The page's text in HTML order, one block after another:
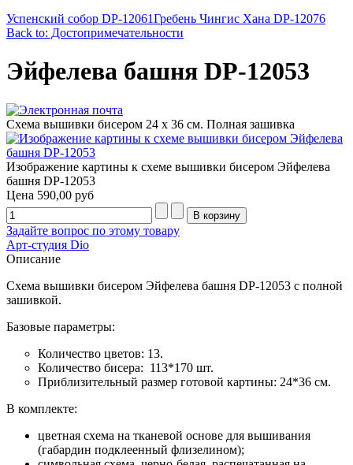
Успенский собор DP-12061Гребень Чингис Хана DP-12076
Back to: Достопримечательности
Эйфелева башня DP-12053
Схема вышивки бисером 24 х 36 см. Полная зашивка
Изображение картины к схеме вышивки бисером Эйфелева
башня DP-12053
Цена 590,00 руб
Задайте вопрос по этому товару
Арт-студия Dio
Описание
Схема вышивки бисером Эйфелева башня DP-12053 с полной
зашивкой.
Базовые параметры:
Количество цветов: 13.
Количество бисера: 113*170 шт.
Приблизительный размер готовой картины: 24*36 см.
В комплекте:
цветная схема на тканевой основе для вышивания
(габардин подклеенный флизелином);